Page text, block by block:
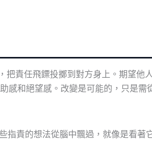
責任飛鏢投擲到對方身上。期望他
感和絕望感。改變是可能的，只是需
指責的想法從腦中飄過，就像是看著